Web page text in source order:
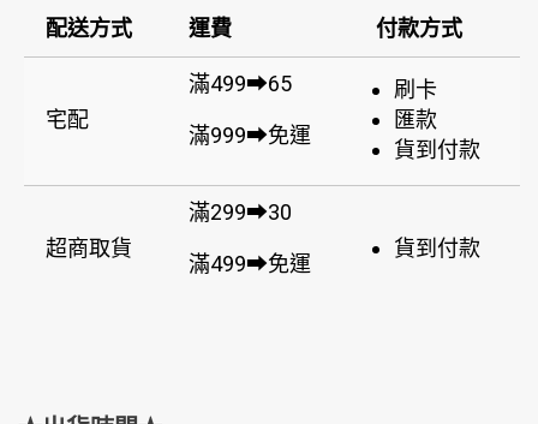
配送方式 運費 付款方式
宅配
滿499➡65
滿999➡免運
刷卡
匯款
貨到付款
超商取貨
滿299➡30
滿499➡免運
貨到付款